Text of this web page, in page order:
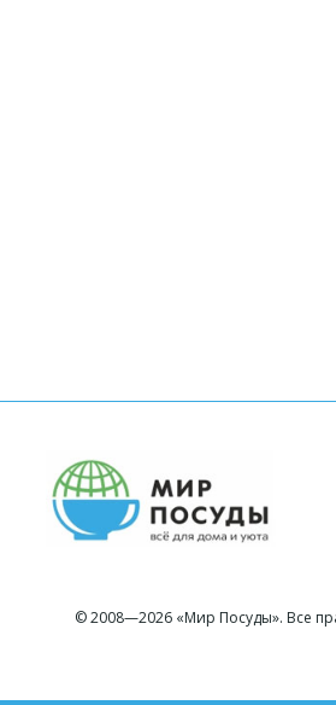
© 2008—2026 «Мир Посуды». Все